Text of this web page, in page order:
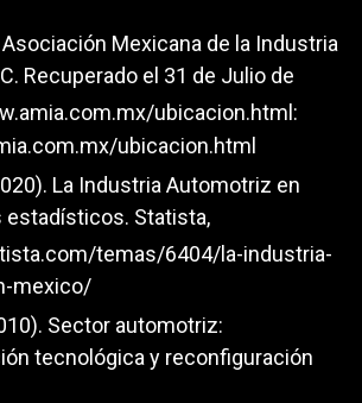
Mexicana de la Industria
Recuperado el 31 de Julio de
ubicacion.html:
ubicacion.html
La Industria Automotriz en
estadísticos. Statista,
temas/6404/la-industria-
mexico/
Sector automotriz:
tecnológica y reconfiguración